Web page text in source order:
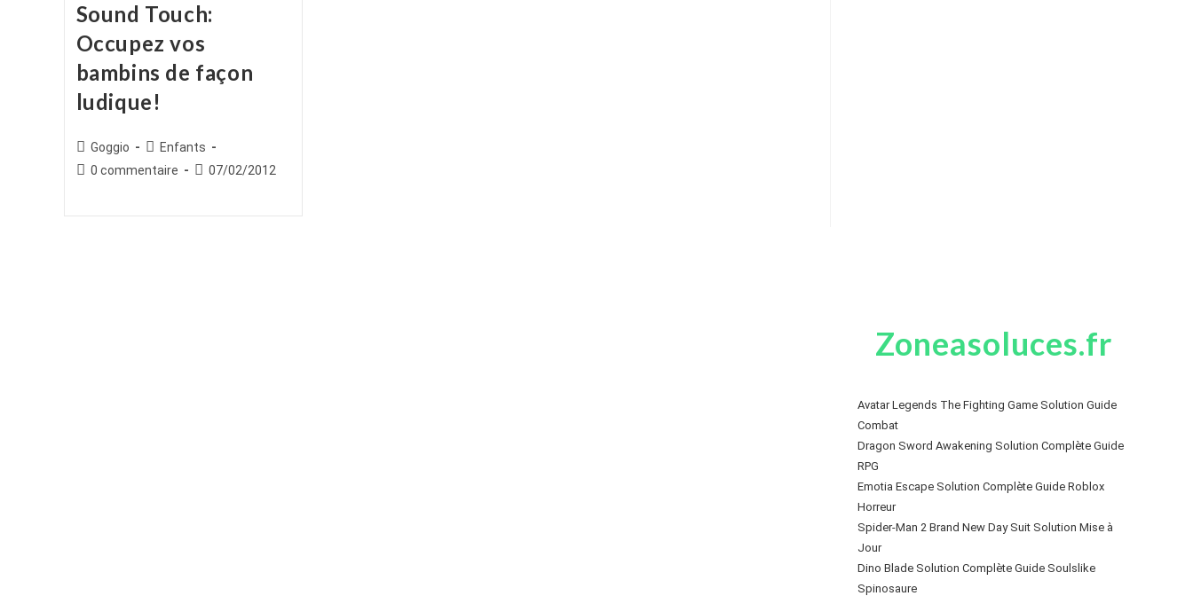
Sound Touch:
Occupez vos
bambins de façon
ludique!
Auteur/autrice
de
Goggio
Post
category:
Enfants
Commentaires
0 commentaire
Publication
07/02/2012
Zoneasoluces.fr
Avatar Legends The Fighting Game Solution Guide
Combat
Dragon Sword Awakening Solution Complète Guide
RPG
Emotia Escape Solution Complète Guide Roblox
Horreur
Spider-Man 2 Brand New Day Suit Solution Mise à
Jour
Dino Blade Solution Complète Guide Soulslike
Spinosaure